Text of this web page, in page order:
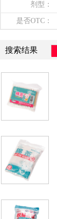
剂型：
是否OTC：
搜索结果